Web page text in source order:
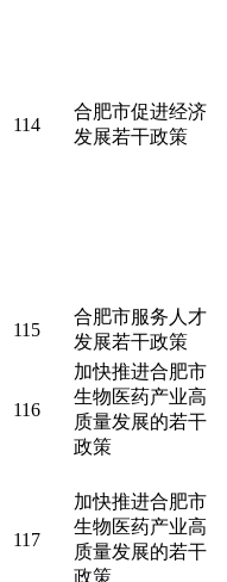
114
合肥市促进经济
发展若干政策
115
合肥市服务人才
发展若干政策
116
加快推进合肥市
生物医药产业高
质量发展的若干
政策
117
加快推进合肥市
生物医药产业高
质量发展的若干
政策